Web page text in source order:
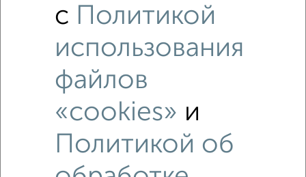
Рядом, с меньшей ценой
с
Политикой
использования
файлов
«cookies» и
Политикой об